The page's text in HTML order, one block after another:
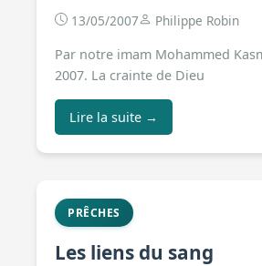
13/05/2007
Philippe Robin
Par notre imam Mohammed
2007. La crainte de Dieu
Lire la suite →
PRÊCHES
Les liens du sang